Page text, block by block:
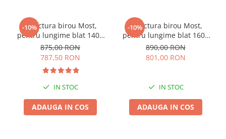
-10%
Structura birou Most,
pentru lungime blat 1400
mm, finisaj negru
875,00 RON
787,50 RON
IN STOC
ADAUGA IN COS
-10%
Structura birou Most,
pentru lungime blat 1600
mm, finisaj negru
890,00 RON
801,00 RON
IN STOC
ADAUGA IN COS